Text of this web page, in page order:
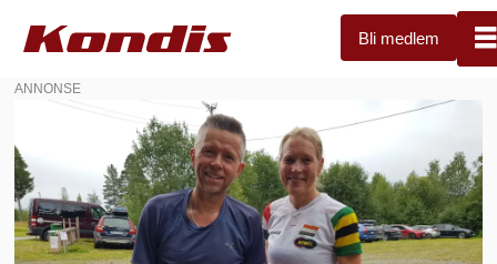
Bli medlem
Kondis
norsk
ANNONSE